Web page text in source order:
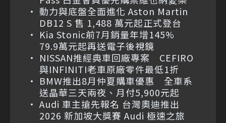
動力與底盤全面進化 Aston Martin
DB12 S 售 1,488 萬元起正式登台
Kia Stonic前7月銷量年增145%
79.9萬元起再送電子後視鏡
NISSAN推經典車回廠專案 CEFIRO
與INFINITI老車原廠零件最低1折
BMW推出8月仲夏購車優惠 全車系
送晶華三天兩夜、月付5,900元起
Audi 車主搶先報名 台灣奧迪推出
2026 新加坡大獎賽 Audi 極速之旅